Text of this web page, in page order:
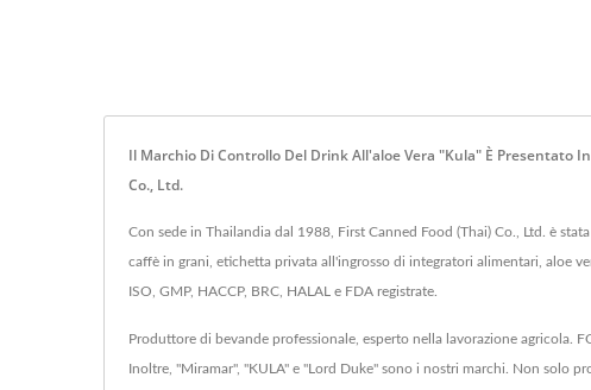
Il Marchio Di Controllo Del Drink All'aloe Vera "Kula" È Presentato
Co., Ltd.
Con sede in Thailandia dal 1988, First Canned Food (Thai) Co., Ltd. è
caffè in grani, etichetta privata all'ingrosso di integratori alimentari, aloe
ISO, GMP, HACCP, BRC, HALAL e FDA registrate.
Produttore di bevande professionale, esperto nella lavorazione agricola.
Inoltre, "Miramar", "KULA" e "Lord Duke" sono i nostri marchi. Non solo